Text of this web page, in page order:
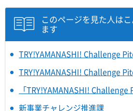
このページを見た人は
ます
TRY!YAMANASHI! Challenge
TRY!YAMANASHI! Challenge
「TRY!YAMANASHI!
新事業チャレンジ推進課